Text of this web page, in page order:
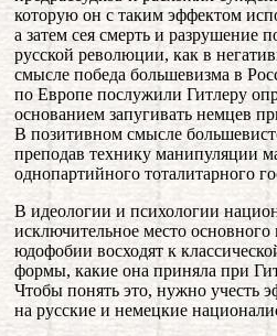
которую он с таким эффектом
а затем сея смерть и разрушение
русской революции, как в
смысле победа большевизма в
по Европе послужили Гитлеру
основанием запугивать немцев
В позитивном смысле
преподав технику манипуляции
однопартийного тоталитарного
В идеологии и психологии
исключительное место
юдофобии восходят к
формы, какие она приняла при
Чтобы понять это, нужно учесть
на русские и немецкие